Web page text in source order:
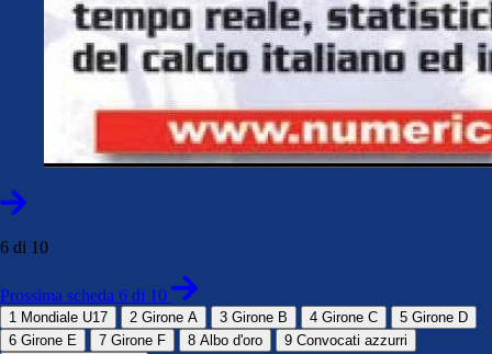
6 di 10
Prossima scheda 6 di 10
1 Mondiale U17 2 Girone A 3 Girone B 4 Girone C 5 Girone D
6 Girone E 7 Girone F 8 Albo d'oro 9 Convocati azzurri